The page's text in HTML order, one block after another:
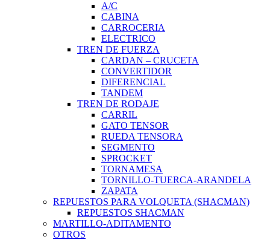
A/C
CABINA
CARROCERIA
ELECTRICO
TREN DE FUERZA
CARDAN – CRUCETA
CONVERTIDOR
DIFERENCIAL
TANDEM
TREN DE RODAJE
CARRIL
GATO TENSOR
RUEDA TENSORA
SEGMENTO
SPROCKET
TORNAMESA
TORNILLO-TUERCA-ARANDELA
ZAPATA
REPUESTOS PARA VOLQUETA (SHACMAN)
REPUESTOS SHACMAN
MARTILLO-ADITAMENTO
OTROS